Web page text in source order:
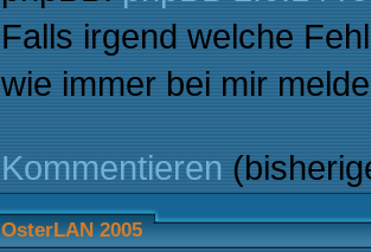
Falls irgend welche
wie immer bei mir
Kommentieren
OsterLAN 2005